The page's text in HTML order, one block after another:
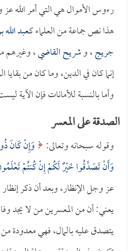
رءوس الأموال هي التي أمر الله عز
هذا نص جماعة من العلماء كـعبد
جريج، وشريح القاضي، وغيرهم
إنما كان في الدين، وما كان من
وأما بالنسبة للأمانات فإن الآية
الصدقة على المعسر
وقوله سبحانه وتعالى:
وَإِنْ كَانَ
وَأَنْ تَصَدَّقُوا خَيْرٌ لَكُمْ إِنْ كُنتُمْ
عز وجل الإنظار، وبعد أن ذكر
يعني: أن من المعسرين من لا يجد
يتصدق عليه بالمال، فهي معدودة